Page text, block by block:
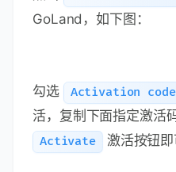
点击 Activate License
GoLand，如下图：